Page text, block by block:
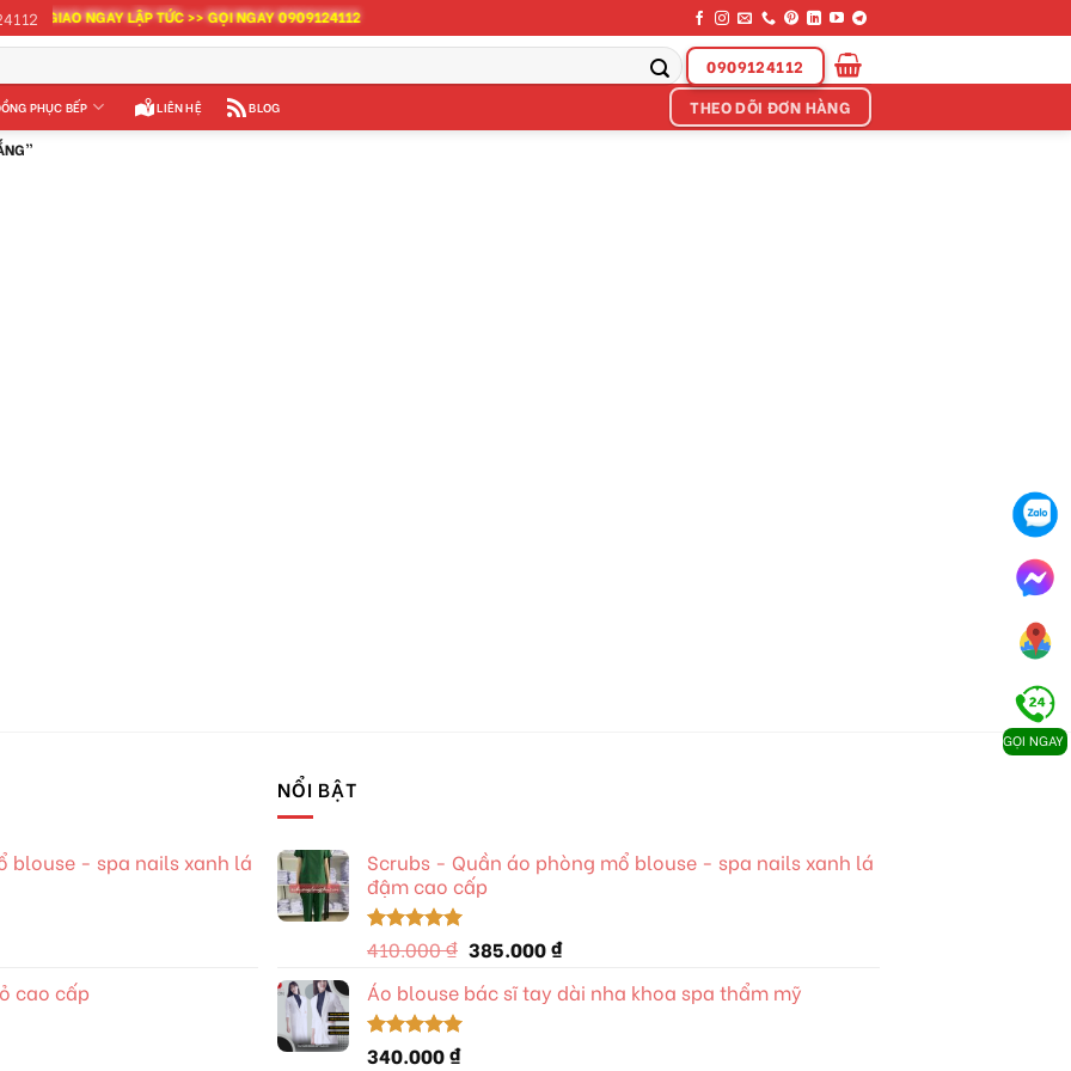
>> GIAO NGAY LẬP TỨC >> GỌI NGAY 0909124112
0909124112
PHỤC BẾP LIÊN HỆ BLOG THEO DÕI ĐƠN HÀNG
blouse - spa nails xanh lá
₫.
cao cấp
NỔI BẬT
Scrubs - Quần áo phòng mổ blouse - spa nails xanh lá
đậm cao cấp
Được xếp
5 sao
410.000₫ Giá
là:
385.000₫Giá
tại
Áo blouse bác sĩ tay dài nha khoa spa thẩm mỹ
Được xếp
340.000₫
GỌI NGAY